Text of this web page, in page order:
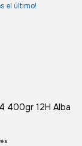
el último!
400gr 12H Alba